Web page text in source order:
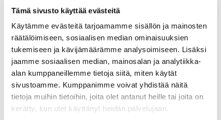
Tämä sivusto käyttää evästeitä
Käytämme evästeitä tarjoamamme sisällön ja mainosten
räätälöimiseen, sosiaalisen median ominaisuuksien
tukemiseen ja kävijämäärämme analysoimiseen. Lisäksi
jaamme sosiaalisen median, mainosalan ja analytiikka-
alan kumppaneillemme tietoja siitä, miten käytät
sivustoamme. Kumppanimme voivat yhdistää näitä
tietoja muihin tietoihin, joita olet antanut heille tai joita on
kerätty, kun olet käyttänyt heidän palvelujaan.
Vetourat
Kansiruuvikkeet
Jätevesi
Kansiruuvikkeiden varaosat
Muoviseokset
Polttoaine
Kansiruuvikkeitten varaosat
Makea vesi
Keula- ja uimatasot